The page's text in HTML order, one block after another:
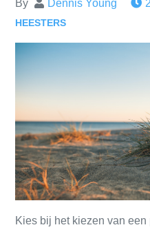
By Dennis Young
HEESTERS
Kies bij het kiezen van